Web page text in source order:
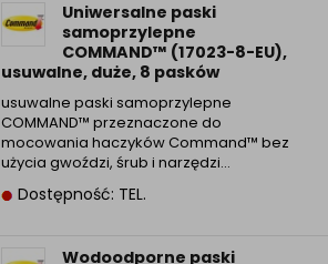
Uniwersalne paski
samoprzylepne
COMMAND™ (17023-8-EU),
usuwalne, duże, 8 pasków
usuwalne paski samoprzylepne
COMMAND™ przeznaczone do
mocowania haczyków Command™ bez
użycia gwoździ, śrub i narzędzi…
Dostępność: TEL.
Wodoodporne paski